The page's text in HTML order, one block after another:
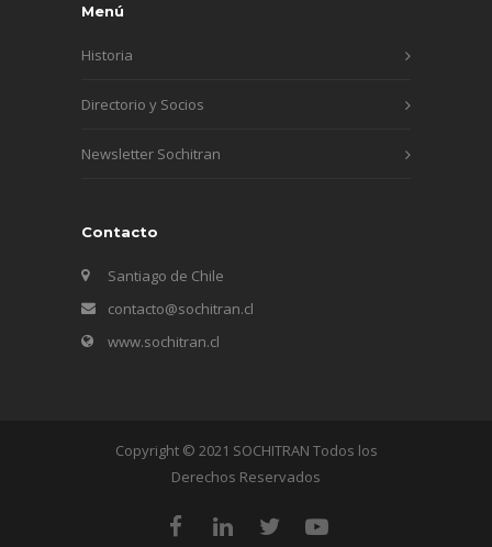
Menú
Historia
Directorio y Socios
Newsletter Sochitran
Contacto
Santiago de Chile
contacto@sochitran.cl
www.sochitran.cl
Copyright © 2021 SOCHITRAN Todos los
Derechos Reservados